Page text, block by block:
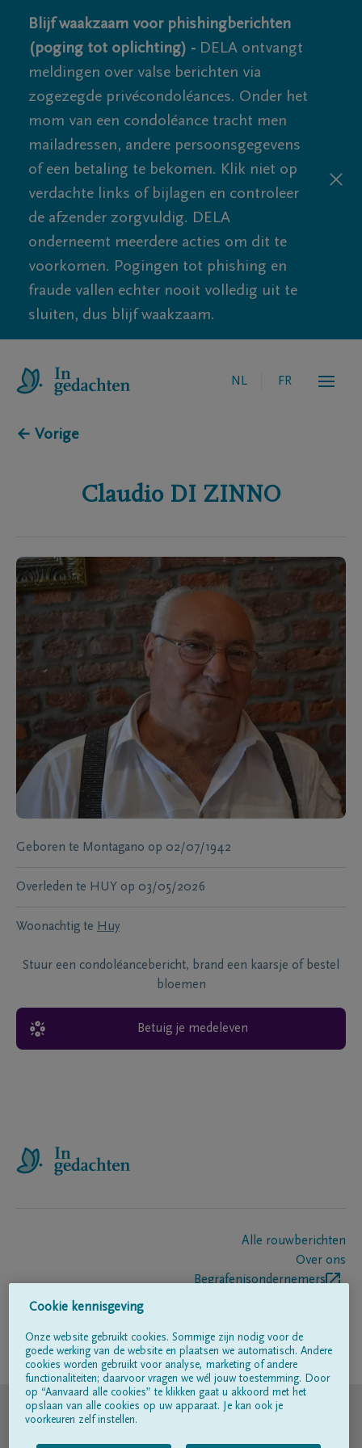
Blijf waakzaam voor phishingberichten
(poging tot oplichting) - DELA ontvangt
meldingen over valse berichten via
zogezegde privécondoléances. Onder het
mom van een condoléance tracht men
mailadressen, andere persoonsgegevens
of een betaling te bekomen. Klik niet op
verdachte links of bijlagen en controleer
de afzender zorgvuldig. DELA
onderneemt meerdere acties om dit te
voorkomen. Pogingen tot phishing en
fraude vallen echter nooit volledig uit te
sluiten, dus blijf waakzaam.
NL FR
← Vorige
Claudio DI ZINNO
Geboren te Montagano op 02/07/1942
Overleden te HUY op 03/05/2026
Woonachtig te Huy
Stuur een condoléancebericht, brand een kaarsje of bestel
bloemen
Betuig je medeleven
Alle rouwberichten
Over ons
Begrafenisondernemers
Volg ons op
© DELA
Cookie kennisgeving
Onze website gebruikt cookies. Sommige zijn nodig voor de
goede werking van de website en plaatsen we automatisch. Andere
cookies worden gebruikt voor analyse, marketing of andere
functionaliteiten; daarvoor vragen we wél jouw toestemming. Door
op “Aanvaard alle cookies” te klikken gaat u akkoord met het
opslaan van alle cookies op uw apparaat. Je kan ook je
voorkeuren zelf instellen.